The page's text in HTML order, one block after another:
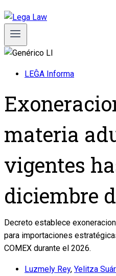
LEĜA Informa
materia
vigentes
diciembre
Decreto establece
para importaciones
COMEX durante el 2026.
Luzmely Rey, Yelitza